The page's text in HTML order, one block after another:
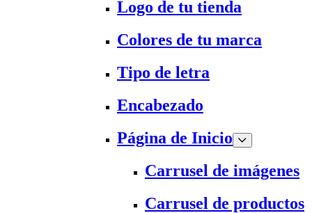
Logo de tu tienda
Colores de tu marca
Tipo de letra
Encabezado
Página de Inicio
Carrusel de imágenes
Carrusel de productos